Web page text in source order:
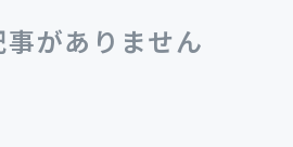
がありません